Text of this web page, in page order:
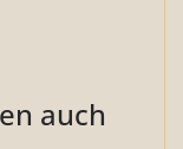
auch